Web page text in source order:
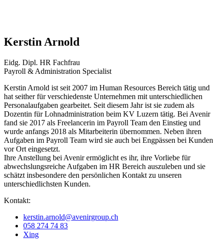
Kerstin Arnold
Eidg. Dipl. HR Fachfrau
Payroll & Administration Specialist
Kerstin Arnold ist seit 2007 im Human Resources Bereich tätig und
hat seither für verschiedenste Unternehmen mit unterschiedlichen
Personalaufgaben gearbeitet. Seit diesem Jahr ist sie zudem als
Dozentin für Lohnadministration beim KV Luzern tätig. Bei Avenir
fand sie 2017 als Freelancerin im Payroll Team den Einstieg und
wurde anfangs 2018 als Mitarbeiterin übernommen. Neben ihren
Aufgaben im Payroll Team wird sie auch bei Engpässen bei Kunden
vor Ort eingesetzt.
Ihre Anstellung bei Avenir ermöglicht es ihr, ihre Vorliebe für
abwechslungsreiche Aufgaben im HR Bereich auszuleben und sie
schätzt insbesondere den persönlichen Kontakt zu unseren
unterschiedlichsten Kunden.
Kontakt:
kerstin.arnold@avenirgroup.ch
058 274 74 83
Xing